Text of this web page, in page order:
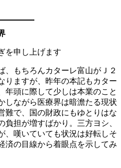
を申し上げます
、もちろんカターレ富山がＪ２
りますが、昨年の本記もカター
年頭に際して少しは本業のこと
しながら医療界は暗澹たる現状
難で、国の財政にもゆとりはな
負担が増すばかり。三方ヨシ、
、嘆いていても状況は好転しそ
済の目線から着眼点を示してみ